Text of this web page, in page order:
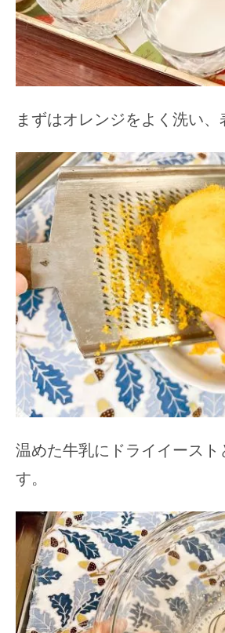
まずはオレンジをよく洗い
温めた牛乳にドライイース
す。